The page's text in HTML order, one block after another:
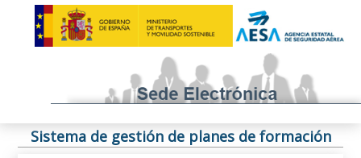
Sistema de gestión de planes de formación